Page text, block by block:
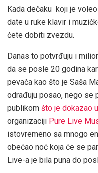
Kada dečaku koji je
date u ruke klavir i
ćete dobiti zvezdu.
Danas to potvrđuju i
da se posle 20 godina
pevača kao što je Saša
odrađuju posao, nego se
publikom što je dokazao
organizaciji Pure Live
istovremeno sa mnogo
obećao noć koja će se
Live-a je bila puna do